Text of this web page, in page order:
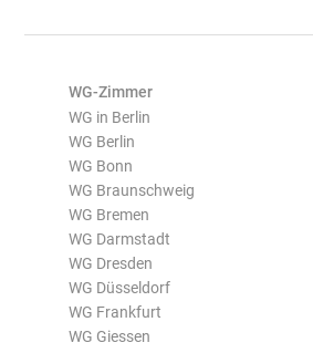
WG-Zimmer
WG in Berlin
WG Berlin
WG Bonn
WG Braunschweig
WG Bremen
WG Darmstadt
WG Dresden
WG Düsseldorf
WG Frankfurt
WG Giessen